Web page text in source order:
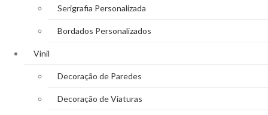
Serigrafia Personalizada
Bordados Personalizados
Vinil
Decoração de Paredes
Decoração de Viaturas